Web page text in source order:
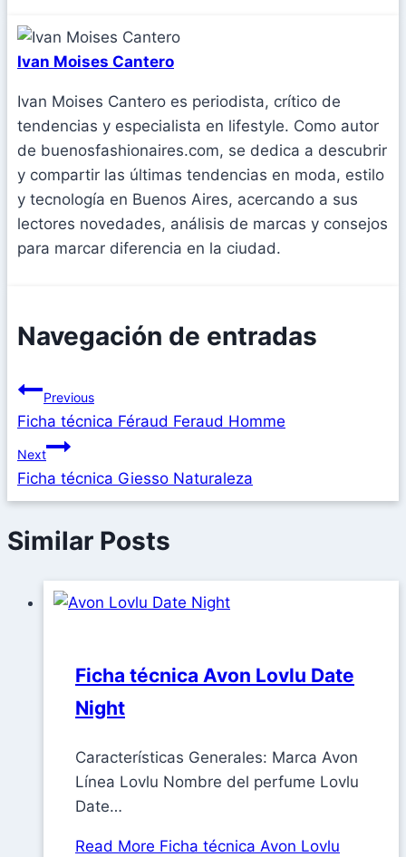
Ivan Moises Cantero
Ivan Moises Cantero es periodista, crítico de
tendencias y especialista en lifestyle. Como autor
de buenosfashionaires.com, se dedica a descubrir
y compartir las últimas tendencias en moda, estilo
y tecnología en Buenos Aires, acercando a sus
lectores novedades, análisis de marcas y consejos
para marcar diferencia en la ciudad.
Navegación de entradas
Previous
Ficha técnica Féraud Feraud Homme
Next
Ficha técnica Giesso Naturaleza
Similar Posts
Ficha técnica Avon Lovlu Date
Night
Características Generales: Marca Avon
Línea Lovlu Nombre del perfume Lovlu
Date…
Read More Ficha técnica Avon Lovlu